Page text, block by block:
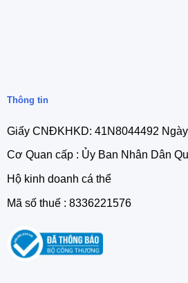
Thông tin
Giấy CNĐKHKD: 41N8044492
Cơ Quan cấp : Ủy Ban Nhân Dân
Hộ kinh doanh cá thể
Mã số thuế : 8336221576